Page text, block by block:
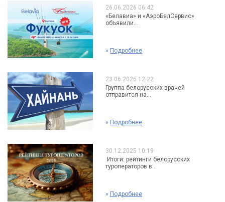
26.06.2026 06:42
«Белавиа» и «АэроБелСервис»
объявили...
» Подробнее
23.06.2026 12:22
Группа белорусских врачей
отправится на...
» Подробнее
30.12.2025 10:19
Итоги: рейтинги белорусских
туроператоров в...
» Подробнее